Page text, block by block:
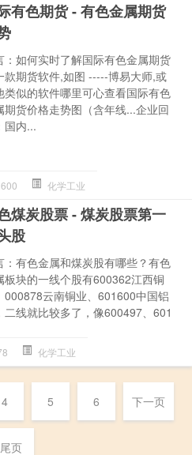
有色期货 - 有色金属期货
：如何实时了解国际有色金属期货
款期货软件,如图 -----博易大师,或
类似的软件哪里可心查看国际有色
期货价格走势图（含年线...企业回
国内...
600 化学工业
煤炭股票 - 煤炭股票第一
股
：有色金属和煤炭股有哪些？有色
板块的一线个股有600362江西铜
000878云南铜业、601600中国铝
二线就比较多了，像600497、601
化学工业
4 5 6 下一页
尾页